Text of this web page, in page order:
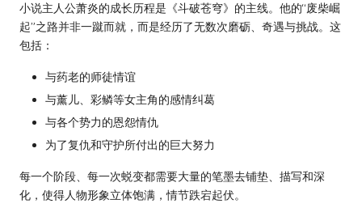
小说主人公萧炎的成长历程是《斗破苍穹》的主线。他的“废柴崛
起”之路并非一蹴而就，而是经历了无数次磨砺、奇遇与挑战。这
包括：
与药老的师徒情谊
与薰儿、彩鳞等女主角的感情纠葛
与各个势力的恩怨情仇
为了复仇和守护所付出的巨大努力
每一个阶段、每一次蜕变都需要大量的笔墨去铺垫、描写和深
化，使得人物形象立体饱满，情节跌宕起伏。